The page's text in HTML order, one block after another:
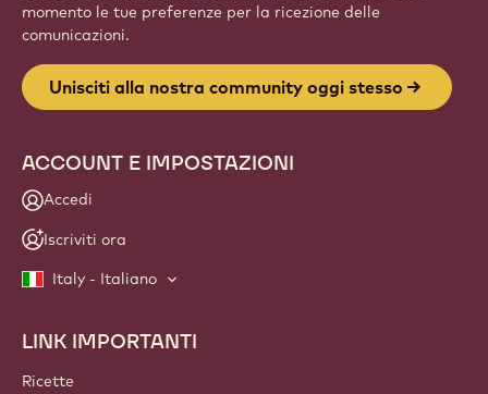
momento le tue preferenze per la ricezione delle
comunicazioni.
Unisciti alla nostra community oggi stesso
ACCOUNT E IMPOSTAZIONI
Accedi
Iscriviti ora
Italy - Italiano
Footer
Callebaut
LINK IMPORTANTI
Ricette